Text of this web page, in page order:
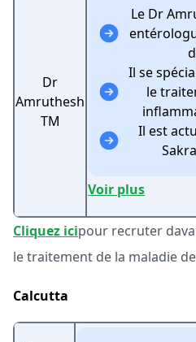
Dr
Amruthesh
TM
Le Dr
Il se
le
Il est
Voir plus
Cliquez icipour recruter
le traitement de la maladie
Calcutta